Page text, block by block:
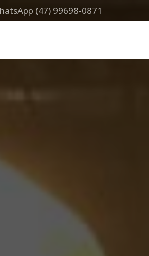
(47) 99698-0871